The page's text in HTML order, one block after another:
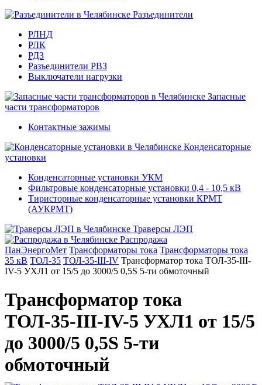
Разъединители
РЛНД
РЛК
РДЗ
Разъединители РВЗ
Выключатели нагрузки
Запасные
части трансформаторов
Контактные зажимы
Конденсаторные
установки
Конденсаторные установки УКМ
Фильтровые конденсаторные установки 0,4 - 10,5 кВ
Тиристорные конденсаторные установки КРМТ
(АУКРМТ)
Траверсы ЛЭП
Распродажа
ПанЭнергоМет Трансформаторы тока Трансформаторы тока
35 кВ ТОЛ-35 ТОЛ-35-III-IV Трансформатор тока ТОЛ-35-III-
IV-5 УХЛ1 от 15/5 до 3000/5 0,5S 5-ти обмоточный
Трансформатор тока
ТОЛ-35-III-IV-5 УХЛ1 от 15/5
до 3000/5 0,5S 5-ти
обмоточный